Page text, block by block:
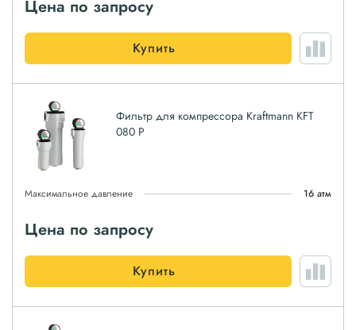
Цена по запросу
Купить
Фильтр для компрессора Kraftmann KFT
080 P
Максимальное давление 16 атм
Цена по запросу
Купить